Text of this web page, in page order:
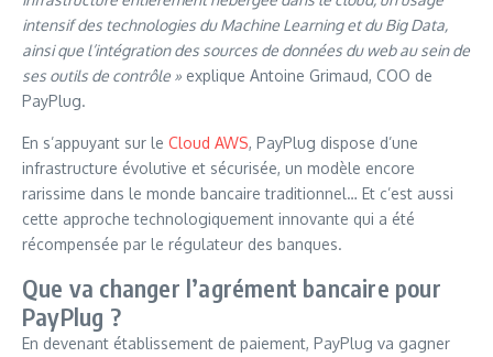
intensif des technologies du Machine Learning et du Big Data,
ainsi que l’intégration des sources de données du web au sein de
ses outils de contrôle » explique Antoine Grimaud, COO de
PayPlug.
En s’appuyant sur le Cloud AWS, PayPlug dispose d’une
infrastructure évolutive et sécurisée, un modèle encore
rarissime dans le monde bancaire traditionnel… Et c’est aussi
cette approche technologiquement innovante qui a été
récompensée par le régulateur des banques.
Que va changer l’agrément bancaire pour
PayPlug ?
En devenant établissement de paiement, PayPlug va gagner